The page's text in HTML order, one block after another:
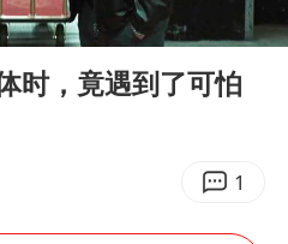
网约车司机充电时猝死保险拒赔
州《告全体市民书》
时，竟遇到了可怕
1